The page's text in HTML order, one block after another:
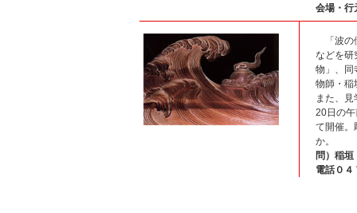
会場・行
「波の
などを研
物」、同
物師・稲
また、
20日の
て開催。
か。
問）稲垣
電話０４